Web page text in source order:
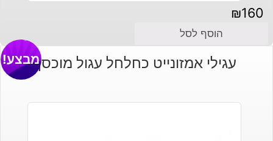
₪160
הוסף לסל
עגילי אמזונייט כחלחל עגול מוכסףמבצע!